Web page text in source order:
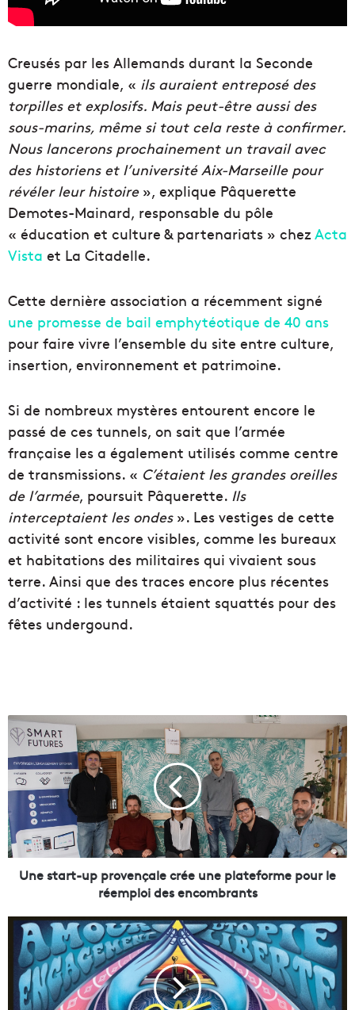
Creusés par les Allemands durant la Seconde
guerre mondiale, « ils auraient entreposé des
torpilles et explosifs. Mais peut-être aussi des
sous-marins, même si tout cela reste à confirmer.
Nous lancerons prochainement un travail avec
des historiens et l’université Aix-Marseille pour
révéler leur histoire», explique Pâquerette
Demotes-Mainard, responsable du pôle
« éducation et culture & partenariats » chezActa
Vista et La Citadelle.
Cette dernière association a récemment signé
une promesse de bail emphytéotique de 40 ans
pour faire vivre l’ensemble du site entre culture,
insertion, environnement et patrimoine.
Si de nombreux mystères entourent encore le
passé de ces tunnels, on sait que l’armée
française les a également utilisés comme centre
de transmissions. « C’étaient les grandes oreilles
de l’armée, poursuit Pâquerette. Ils
interceptaient les ondes». Les vestiges de cette
activité sont encore visibles, comme les bureaux
et habitations des militaires qui vivaient sous
terre. Ainsi que des traces encore plus récentes
d’activité : les tunnels étaient squattés pour des
fêtes undergound.
U
n
e
s
t
r
t
-
r
Une start-up provençale crée une plateforme pour le
réemploi des encombrants
S